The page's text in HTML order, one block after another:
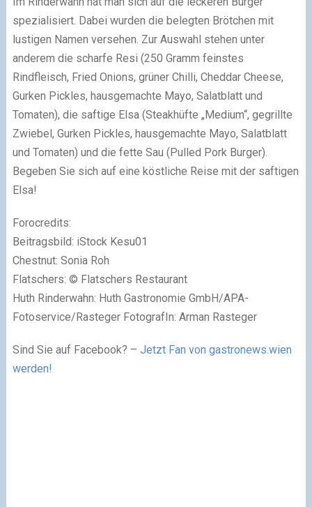
spezialisiert. Dabei wurden die belegten Brötchen mit
lustigen Namen versehen. Zur Auswahl stehen unter
anderem die scharfe Resi (250 Gramm feinstes
Rindfleisch, Fried Onions, grüner Chilli, Cheddar Cheese,
Gurken Pickles, hausgemachte Mayo, Salatblatt und
Tomaten), die saftige Elsa (Steakhüfte „Medium“, gegrillte
Zwiebel, Gurken Pickles, hausgemachte Mayo, Salatblatt
und Tomaten) und die fette Sau (Pulled Pork Burger).
Begeben Sie sich auf eine köstliche Reise mit der saftigen
Elsa!
Forocredits:
Beitragsbild: iStock Kesu01
Chestnut: Sonia Roh
Flatschers: © Flatschers Restaurant
Huth Rinderwahn: Huth Gastronomie GmbH/APA-
Fotoservice/Rasteger FotografIn: Arman Rasteger
Sind Sie auf Facebook? – Jetzt Fan von gastronews.wien
werden!